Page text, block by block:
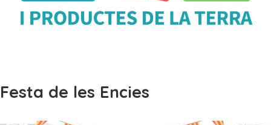
Festa de les Encies